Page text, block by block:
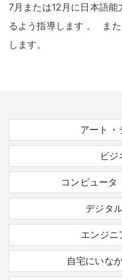
7月または12月に日本語
るよう指導します 。 また
します。
アート ・
ビジ
コンピュータ
デジタ
エンジニ
自宅にいな